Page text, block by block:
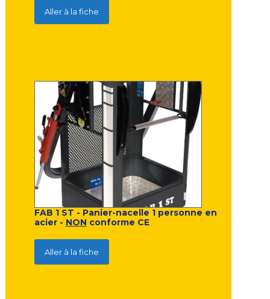
Aller à la fiche
FAB 1 ST - Panier-nacelle 1 personne en
acier - NON conforme CE
Aller à la fiche